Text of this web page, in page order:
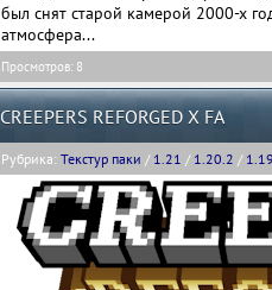
был снят старой камерой 2000-х
атмосфера...
Просмотров: 8
CREEPERS REFORGED X FA
Рубрика: Текстур паки / 1.21 / 1.20.2 /